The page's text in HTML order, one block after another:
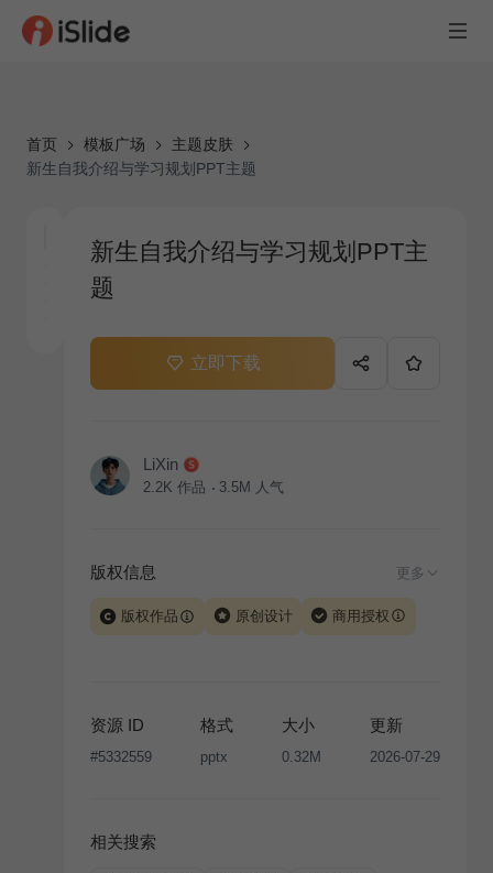
首页 模板广场
主题皮肤
新生自我介绍与学习规划PPT主题
新生自我介绍与学习规划PPT主
题
立即下载
LiXin
2.2K 作品 3.5M 人气
版权信息 更多
版权作品 原创设计 商用授权
版权声明
条款，禁止任何形式的转让、出售或出租，未
经投权许可任何人不得擅自转载和分发，否则将接照我
资源 ID
#5332559
格式
pptx
大小
0.32M
更新
2026-07-29
相关搜索